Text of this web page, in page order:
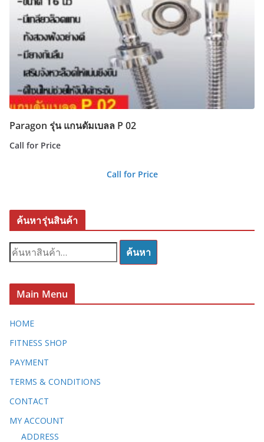
Paragon รุ่น แกนดัมเบลล P 02
Call for Price
Call for Price
ค้นหารุ่นสินค้า
ค้
น
:
ค้นหา
Main Menu
HOME
FITNESS SHOP
PAYMENT
TERMS & CONDITIONS
CONTACT
MY ACCOUNT
ADDRESS